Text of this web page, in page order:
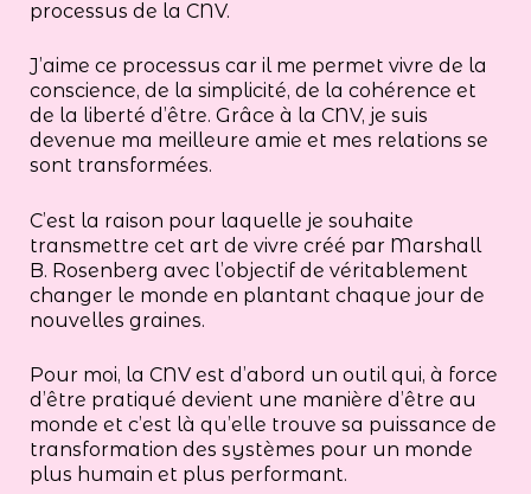
processus de la CNV.
J’aime ce processus car il me permet vivre de la
conscience, de la simplicité, de la cohérence et
de la liberté d’être. Grâce à la CNV, je suis
devenue ma meilleure amie et mes relations se
sont transformées.
C’est la raison pour laquelle je souhaite
transmettre cet art de vivre créé par Marshall
B. Rosenberg avec l’objectif de véritablement
changer le monde en plantant chaque jour de
nouvelles graines.
Pour moi, la CNV est d’abord un outil qui, à force
d’être pratiqué devient une manière d’être au
monde et c’est là qu’elle trouve sa puissance de
transformation des systèmes pour un monde
plus humain et plus performant.